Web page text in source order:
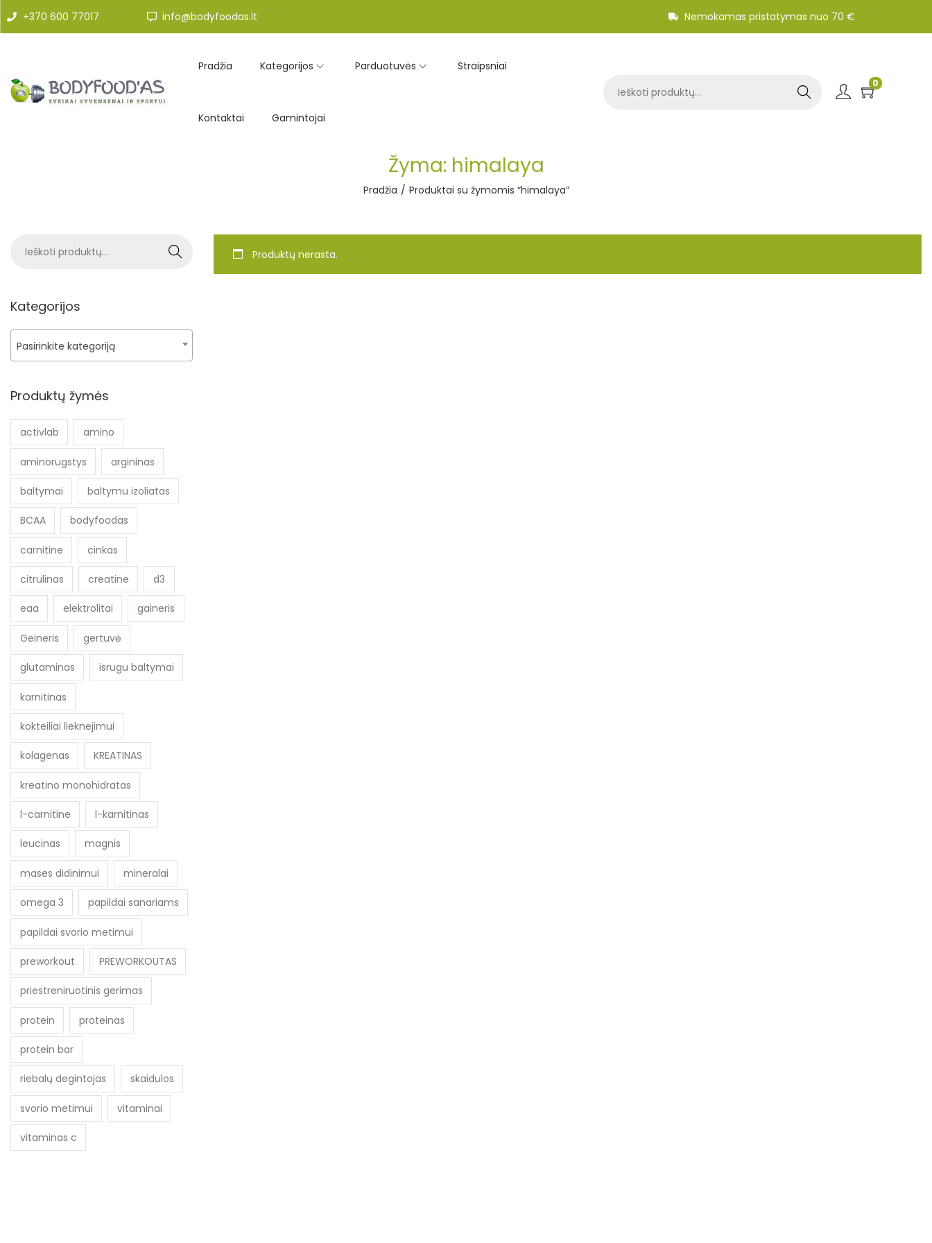
+370 600 77017 info@bodyfoodas.lt Nemokamas pristatymas nuo 70 €
Pradžia Kategorijos Parduotuvės Straipsniai
Kontaktai Gamintojai
Search
0
Žyma: himalaya
Pradžia / Produktai su žymomis “himalaya”
Produktų nerasta.
Search
Kategorijos
Pasirinkite kategoriją
Produktų žymės
activlab amino
aminorugstys argininas
baltymai baltymu izoliatas
BCAA bodyfoodas
carnitine cinkas
citrulinas creatine d3
eaa elektrolitai gaineris
Geineris gertuvė
glutaminas isrugu baltymai
karnitinas
kokteiliai lieknejimui
kolagenas KREATINAS
kreatino monohidratas
l-carnitine l-karnitinas
leucinas magnis
mases didinimui mineralai
omega 3 papildai sanariams
papildai svorio metimui
preworkout PREWORKOUTAS
priestreniruotinis gerimas
protein proteinas
protein bar
riebalų degintojas skaidulos
svorio metimui vitaminai
vitaminas c